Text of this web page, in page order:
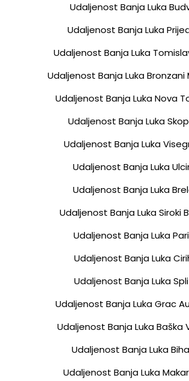
Udaljenost Banja Luka
Udaljenost Banja Luka
Udaljenost Banja Luka
Udaljenost Banja Luka Bronzani
Udaljenost Banja Luka Nova
Udaljenost Banja Luka
Udaljenost Banja Luka
Udaljenost Banja Luka
Udaljenost Banja Luka
Udaljenost Banja Luka Siroki
Udaljenost Banja Luka
Udaljenost Banja Luka
Udaljenost Banja Luka
Udaljenost Banja Luka Grac
Udaljenost Banja Luka Baška
Udaljenost Banja Luka
Udaljenost Banja Luka